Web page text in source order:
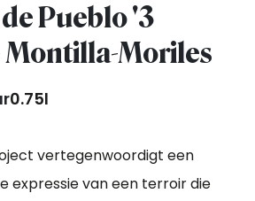
Pueblo '3
Montilla-Moriles
0.75l
vertegenwoordigt een
expressie van een terroir die